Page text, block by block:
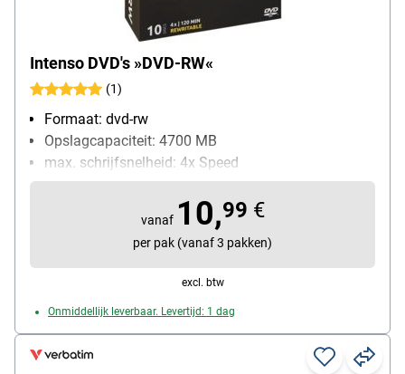
Intenso DVD's »DVD-RW«
(1)
Formaat: dvd-rw
Opslagcapaciteit: 4700 MB
max. schrijfsnelheid: 4x Speed
Bijzonderheden: meervoudig beschrijfbaar
Inhoud per pak: 10 stuk(s)
vanaf 10,99 €
per pak (vanaf 3 pakken)
excl. btw
Onmiddellijk leverbaar. Levertijd: 1 dag